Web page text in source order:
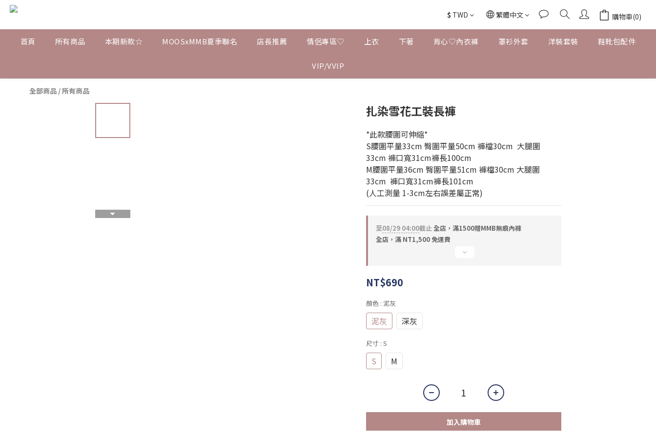
$ TWD 繁體中文 購物車(0)
首頁 所有商品 本期新款☆ MOOSxMMB夏季聯名 店長推薦 情侶專區♡ 上衣 下著 背心♡內衣褲 罩衫外套 洋裝套裝 鞋靴包配件
VIP/VVIP
全部商品 /所有商品
扎染雪花工裝長褲
*此款腰圍可伸縮*
S腰圍平量33cm 臀圍平量50cm 褲檔30cm  大腿圍
33cm 褲口寬31cm褲長100cm
M腰圍平量36cm 臀圍平量51cm 褲檔30cm 大腿圍
33cm  褲口寬31cm褲長101cm
(人工測量 1-3cm左右誤差屬正常)
至08/29 04:00截止全店，滿1500贈MMB無痕內褲
全店，滿 NT1,500 免運費
NT$690
顏色 : 泥灰
泥灰 深灰
尺寸 : S
S M
加入購物車